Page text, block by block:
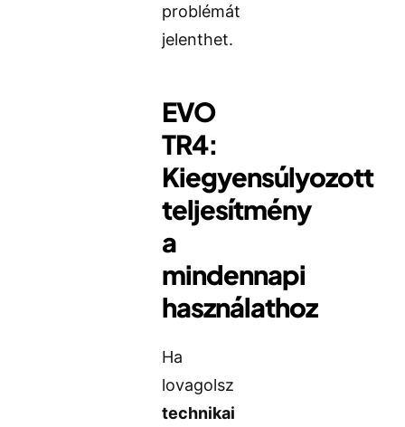
problémát
jelenthet.
EVO
TR4:
Kiegyensúlyozott
teljesítmény
a
mindennapi
használathoz
Ha
lovagolsz
technikai